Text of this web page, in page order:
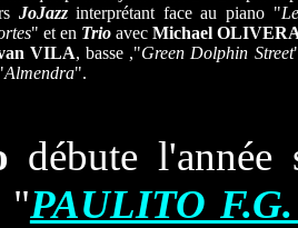
JoJazzinterprétant face au piano "
" et en Trioavec Michael
VILA, basse ,"Green Dolphin Street
Almendra".
débute
"PAULITO